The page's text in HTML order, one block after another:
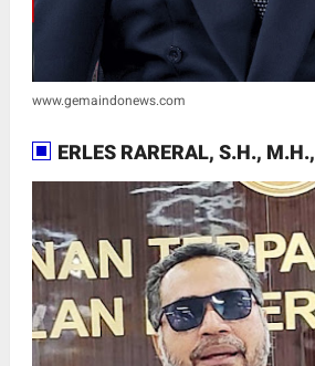
www.gemaindonews.com
ERLES RARERAL, S.H., M.H.,